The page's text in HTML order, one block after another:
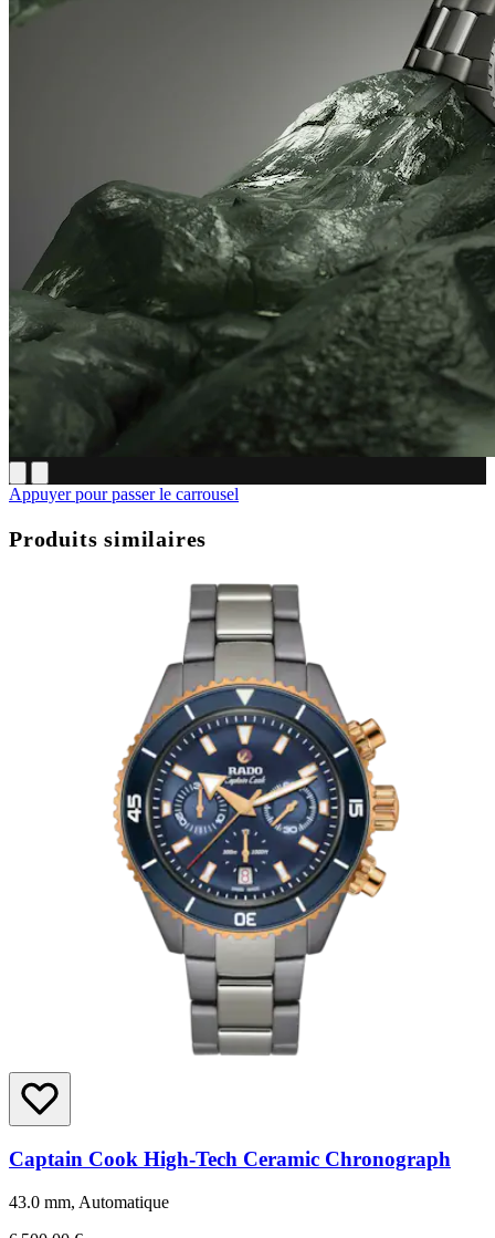
Appuyer pour passer le carrousel
Produits similaires
Captain Cook High-Tech Ceramic Chronograph
43.0 mm, Automatique